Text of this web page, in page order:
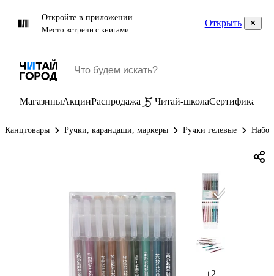
Откройте в приложении
Место встречи с книгами
Открыть
МагазиныАкцииРаспродажа Читай-школаСертификаты
Канцтовары Ручки, карандаши, маркеры Ручки гелевые
+2